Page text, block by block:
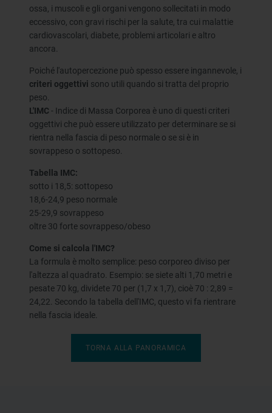
ossa, i muscoli e gli organi vengono sollecitati in modo
eccessivo, con gravi rischi per la salute, tra cui malattie
cardiovascolari, diabete, problemi articolari e altro
ancora.
Poiché l'autopercezione può spesso essere ingannevole, i
criteri oggettivi sono utili quando si tratta del proprio
peso.
L'IMC - Indice di Massa Corporea è uno di questi criteri
oggettivi che può essere utilizzato per determinare se si
rientra nella fascia di peso normale o se si è in
sovrappeso o sottopeso.
Tabella IMC:
sotto i 18,5: sottopeso
18,6-24,9 peso normale
25-29,9 sovrappeso
oltre 30 forte sovrappeso/obeso
Come si calcola l'IMC?
La formula è molto semplice: peso corporeo diviso per
l'altezza al quadrato. Esempio: se siete alti 1,70 metri e
pesate 70 kg, dividete 70 per (1,7 x 1,7), cioè 70 : 2,89 =
24,22. Secondo la tabella dell'IMC, questo vi fa rientrare
nella fascia ideale.
TORNA ALLA PANORAMICA